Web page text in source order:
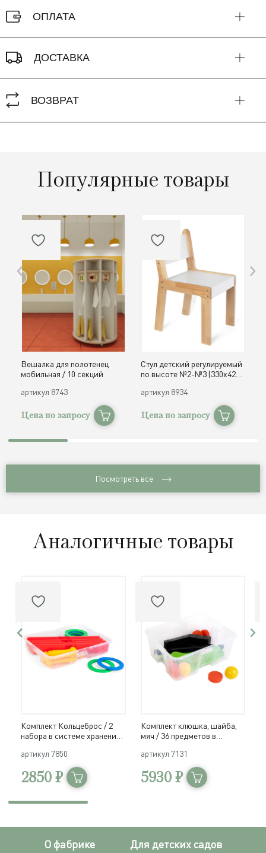
ОПЛАТА
ДОСТАВКА
ВОЗВРАТ
Популярные товары
Вешалка для полотенец
мобильная / 10 секций
артикул 8743
Цена по запросу
Стул детский регулируемый
по высоте №2-№3 (330х420,
артикул 8934
Цена по запросу
Посмотреть все
Аналогичные товары
Комплект Кольцеброс / 2
набора в системе хранения
артикул 7850
2850 ₽
Комплект клюшка, шайба,
мяч / 36 предметов в
артикул 7131
5930 ₽
О фабрике Для детских садов